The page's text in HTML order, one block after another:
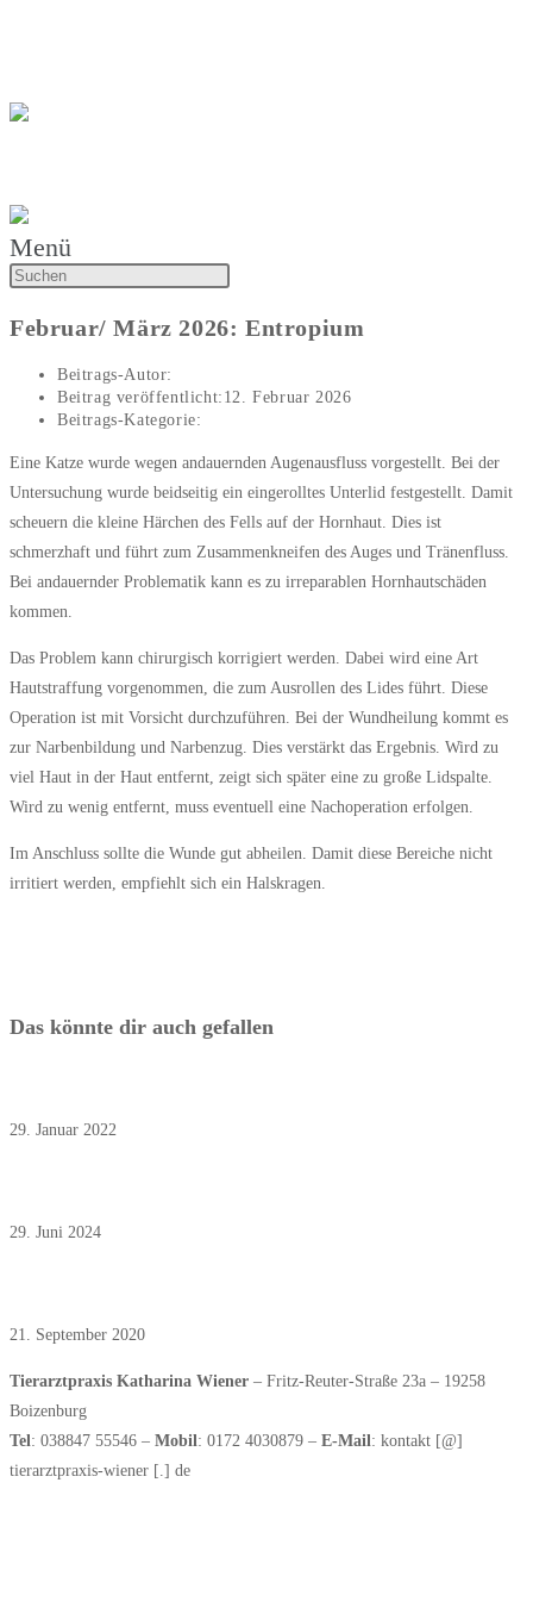
Menü
Februar/ März 2026: Entropium
Beitrags-Autor:
Beitrag veröffentlicht: 12. Februar 2026
Beitrags-Kategorie:
Eine Katze wurde wegen andauernden Augenausfluss vorgestellt. Bei der
Untersuchung wurde beidseitig ein eingerolltes Unterlid festgestellt. Damit
scheuern die kleine Härchen des Fells auf der Hornhaut. Dies ist
schmerzhaft und führt zum Zusammenkneifen des Auges und Tränenfluss.
Bei andauernder Problematik kann es zu irreparablen Hornhautschäden
kommen.
Das Problem kann chirurgisch korrigiert werden. Dabei wird eine Art
Hautstraffung vorgenommen, die zum Ausrollen des Lides führt. Diese
Operation ist mit Vorsicht durchzuführen. Bei der Wundheilung kommt es
zur Narbenbildung und Narbenzug. Dies verstärkt das Ergebnis. Wird zu
viel Haut in der Haut entfernt, zeigt sich später eine zu große Lidspalte.
Wird zu wenig entfernt, muss eventuell eine Nachoperation erfolgen.
Im Anschluss sollte die Wunde gut abheilen. Damit diese Bereiche nicht
irritiert werden, empfiehlt sich ein Halskragen.
Das könnte dir auch gefallen
29. Januar 2022
29. Juni 2024
21. September 2020
Tierarztpraxis Katharina Wiener – Fritz-Reuter-Straße 23a – 19258
Boizenburg
Tel: 038847 55546 – Mobil: 0172 4030879 – E-Mail: kontakt [@]
tierarztpraxis-wiener [.] de